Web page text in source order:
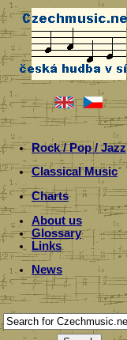
Rock / Pop / Jazz
Classical Music
Charts
About us
Glossary
Links
News